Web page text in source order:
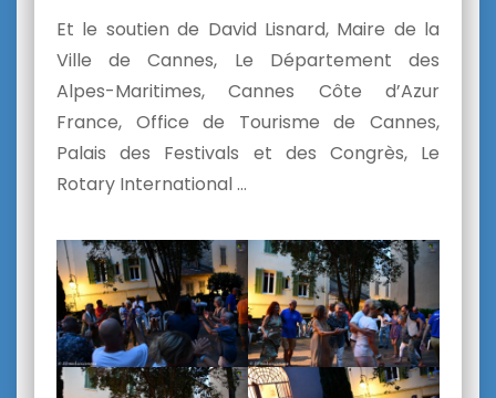
Et le soutien de David Lisnard, Maire de la
Ville de Cannes, Le Département des
Alpes-Maritimes, Cannes Côte d’Azur
France, Office de Tourisme de Cannes,
Palais des Festivals et des Congrès, Le
Rotary International …